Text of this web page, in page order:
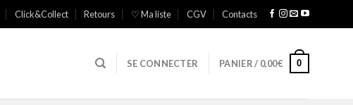
Click&Collect Retours ♡ Ma liste CGV Contacts
SE CONNECTER PANIER / 0,00€ 0